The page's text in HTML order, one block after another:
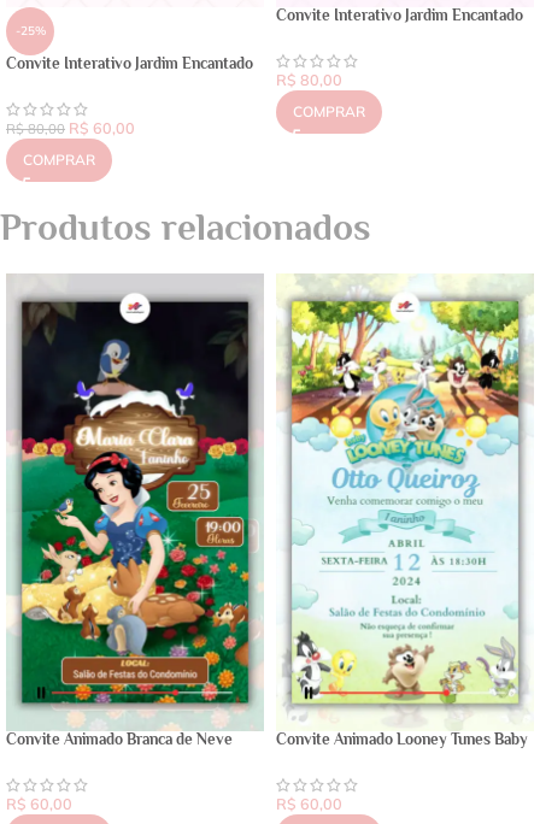
-25%
Convite Interativo Jardim Encantado
R$80,00 R$ 60,00
COMPRAR
Convite Interativo Jardim Encantado
R$ 80,00
COMPRAR
Produtos relacionados
Convite Animado Branca de Neve
R$ 60,00
Convite Animado Looney Tunes Baby
R$ 60,00